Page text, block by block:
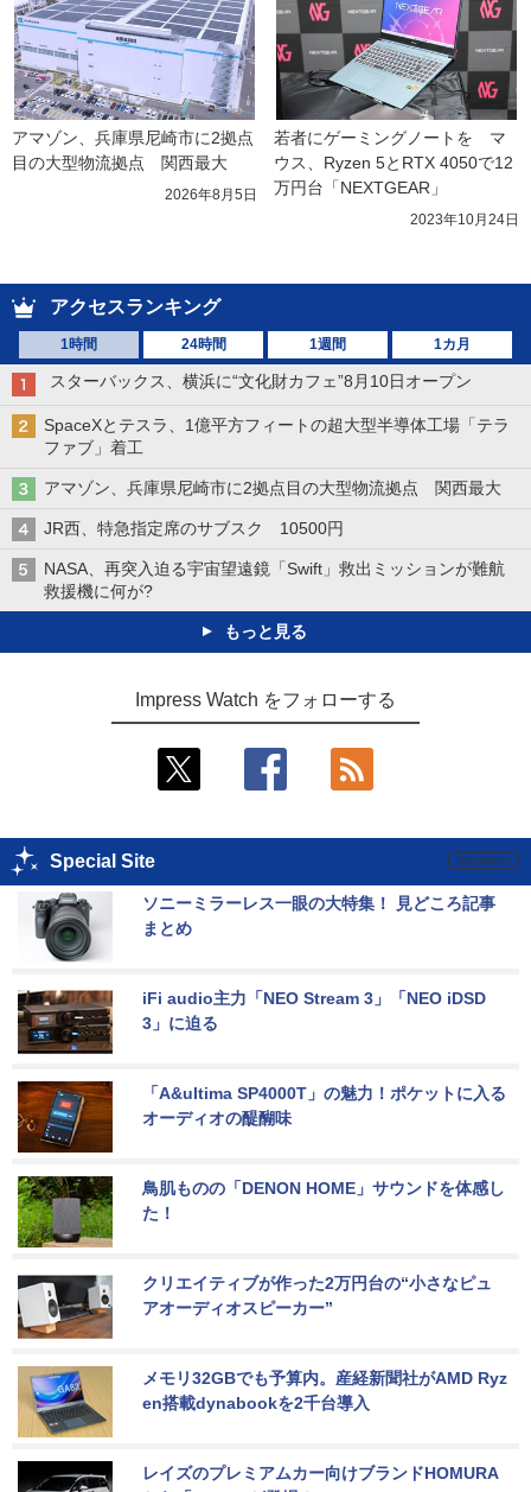
アマゾン、兵庫県尼崎市に2拠点
目の大型物流拠点　関西最大
2026年8月5日
若者にゲーミングノートを　マ
ウス、Ryzen 5とRTX 4050で12
万円台「NEXTGEAR」
2023年10月24日
アクセスランキング
1時間 24時間 1週間 1カ月
スターバックス、横浜に“文化財カフェ”8月10日オープン
SpaceXとテスラ、1億平方フィートの超大型半導体工場「テラ
ファブ」着工
アマゾン、兵庫県尼崎市に2拠点目の大型物流拠点 関西最大
JR西、特急指定席のサブスク 10500円
NASA、再突入迫る宇宙望遠鏡「Swift」救出ミッションが難航
救援機に何が?
もっと見る
Impress Watch をフォローする
Special Site
ソニーミラーレス一眼の大特集！ 見どころ記事
まとめ
iFi audio主力「NEO Stream 3」「NEO iDSD
3」に迫る
「A&ultima SP4000T」の魅力！ポケットに入る
オーディオの醍醐味
鳥肌ものの「DENON HOME」サウンドを体感し
た！
クリエイティブが作った2万円台の“小さなピュ
アオーディオスピーカー”
メモリ32GBでも予算内。産経新聞社がAMD Ryz
en搭載dynabookを2千台導入
レイズのプレミアムカー向けブランドHOMURA